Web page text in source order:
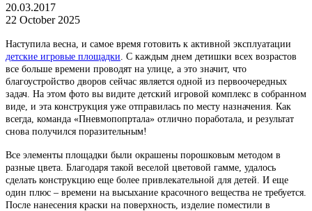
20.03.2017
22 October 2025
Наступила весна, и самое время готовить к активной эксплуатации
детские игровые площадки . С каждым днем детишки всех возрастов
все больше времени проводят на улице, а это значит, что
благоустройство дворов сейчас является одной из первоочередных
задач. На этом фото вы видите детский игровой комплекс в собранном
виде, и эта конструкция уже отправилась по месту назначения. Как
всегда, команда «Пневмопопртала» отлично поработала, и результат
снова получился поразительным!
Все элементы площадки были окрашены порошковым методом в
разные цвета. Благодаря такой веселой цветовой гамме, удалось
сделать конструкцию еще более привлекательной для детей. И еще
один плюс – времени на высыхание красочного вещества не требуется.
После нанесения краски на поверхность, изделие поместили в